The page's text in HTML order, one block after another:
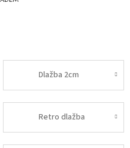
Dlažba 2cm
Retro dlažba